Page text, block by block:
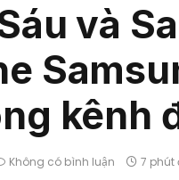
và
kênh
Không có bình luận 7 phút